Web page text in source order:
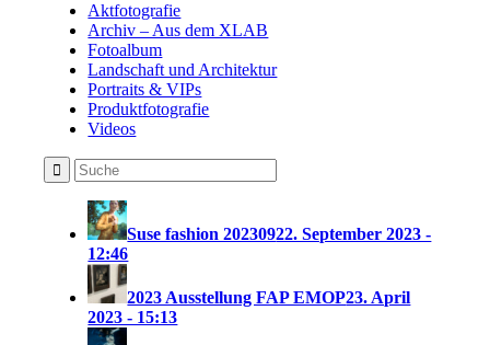
Aktfotografie
Archiv – Aus dem XLAB
Fotoalbum
Landschaft und Architektur
Portraits & VIPs
Produktfotografie
Videos
Suse fashion 20230922. September 2023 -
12:46
2023 Ausstellung FAP EMOP23. April
2023 - 15:13